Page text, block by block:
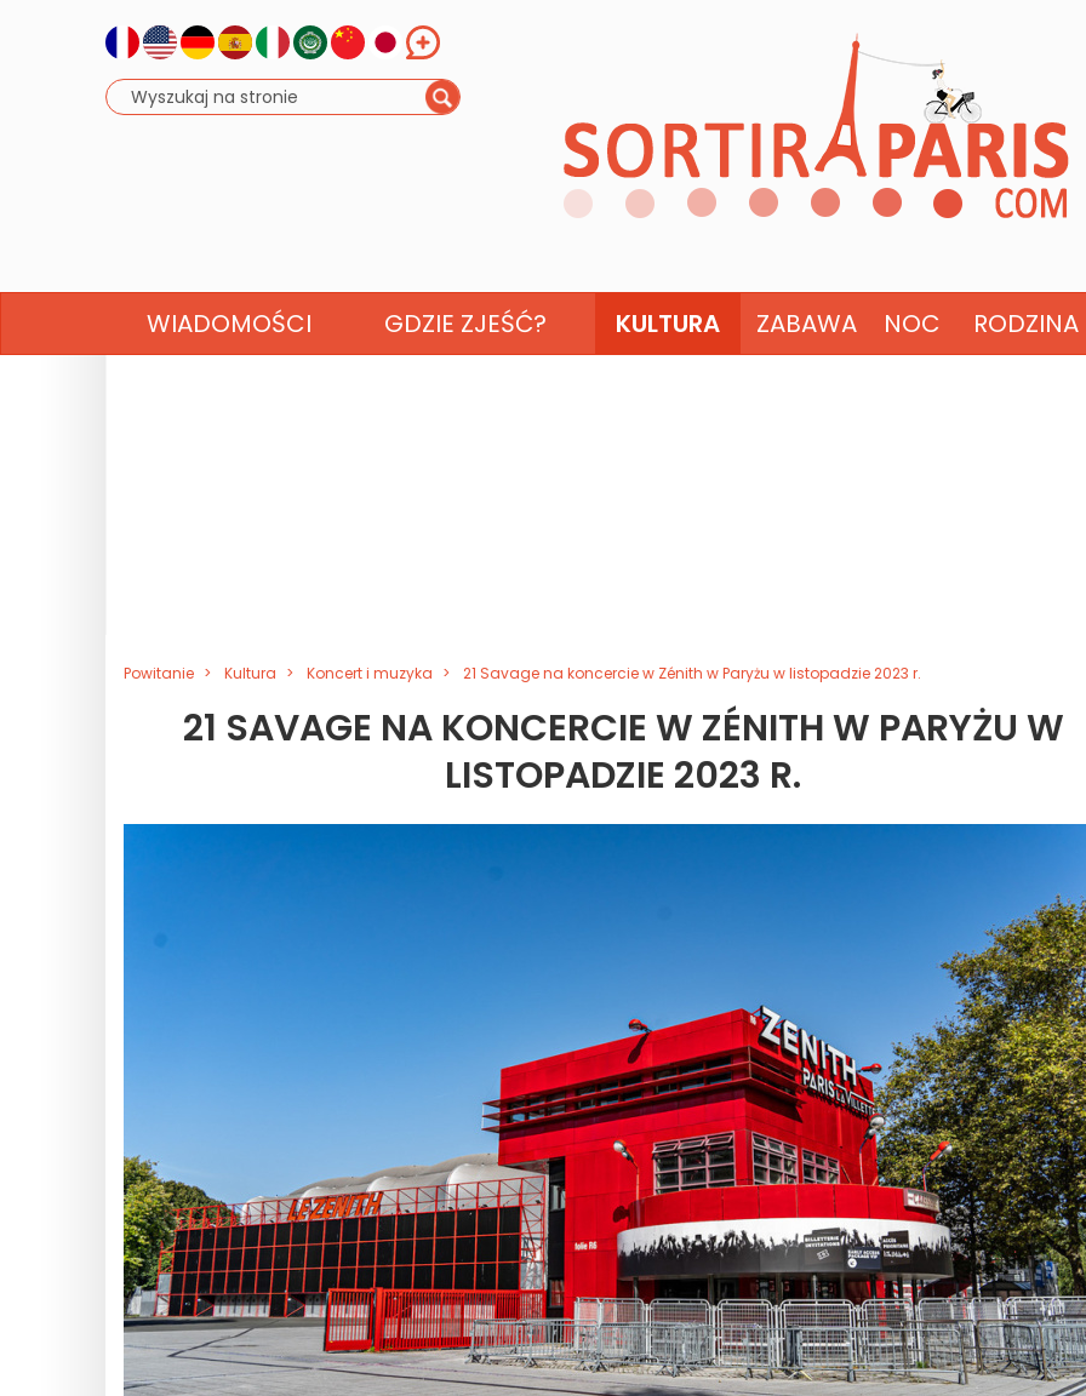
WIADOMOŚCI GDZIE ZJEŚĆ? KULTURA ZABAWA NOC RODZINA
Powitanie Kultura Koncert i muzyka 21 Savage na koncercie w Zénith w Paryżu w listopadzie 2023 r.
21 SAVAGE NA KONCERCIE W ZÉNITH W PARYŻU W
LISTOPADZIE 2023 R.